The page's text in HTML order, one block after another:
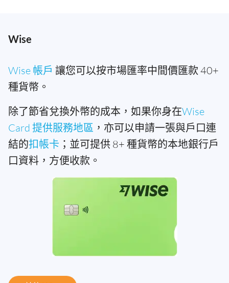
Wise
Wise 帳戶 讓您可以按市場匯率中間價匯款 40+
種貨幣。
除了節省兌換外幣的成本，如果你身在Wise
Card 提供服務地區 ，亦可以申請一張與戶口連
結的扣帳卡 ；並可提供 8+ 種貨幣的本地銀行戶
口資料，方便收款。